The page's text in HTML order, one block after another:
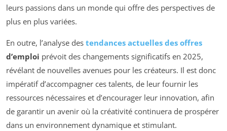
leurs passions dans un monde qui offre des perspectives de
plus en plus variées.
En outre, l’analyse des tendances actuelles des offres
d’emploi prévoit des changements significatifs en 2025,
révélant de nouvelles avenues pour les créateurs. Il est donc
impératif d’accompagner ces talents, de leur fournir les
ressources nécessaires et d’encourager leur innovation, afin
de garantir un avenir où la créativité continuera de prospérer
dans un environnement dynamique et stimulant.